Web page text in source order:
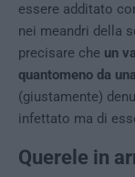
essere additato
nei meandri della
precisare che un
quantomeno da
(giustamente)
infettato ma di
Querele in